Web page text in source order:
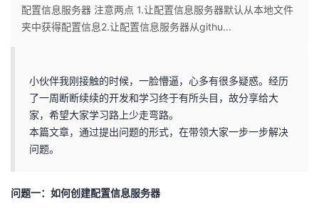
人
我
我
配置信息服务器 注意两点 1.让配置信息服务器默认从本地文件
夹中获得配置信息2.让配置信息服务器从githu...
小伙伴我刚接触的时候，一脸懵逼，心多有很多疑惑。经历
了一周断断续续的开发和学习终于有所头目，故分享给大
家，希望大家学习路上少走弯路。
本篇文章，通过提出问题的形式，在带领大家一步一步解决
问题。
问题一：如何创建配置信息服务器